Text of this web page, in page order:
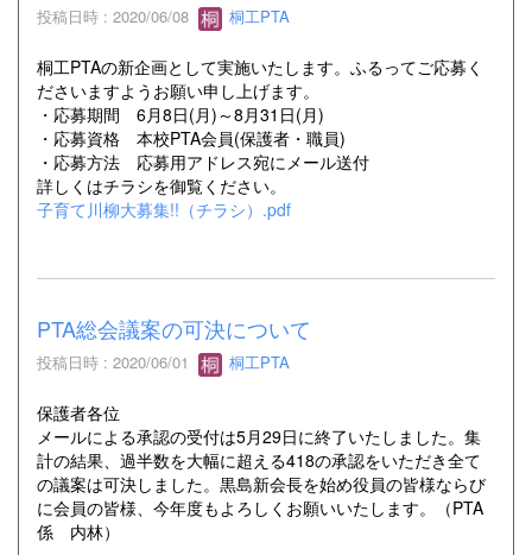
投稿日時 : 2020/06/08 桐工PTA
桐工PTAの新企画として実施いたします。ふるってご応募く
ださいますようお願い申し上げます。
・応募期間 6月8日(月)～8月31日(月)
・応募資格 本校PTA会員(保護者・職員)
・応募方法 応募用アドレス宛にメール送付
詳しくはチラシを御覧ください。
子育て川柳大募集!!（チラシ）.pdf
PTA総会議案の可決について
投稿日時 : 2020/06/01 桐工PTA
保護者各位
メールによる承認の受付は5月29日に終了いたしました。集
計の結果、過半数を大幅に超える418の承認をいただき全て
の議案は可決しました。黒島新会長を始め役員の皆様ならび
に会員の皆様、今年度もよろしくお願いいたします。（PTA
係 内林）